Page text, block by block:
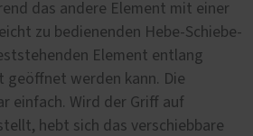
das andere Element mit einer
zu bedienenden Hebe-Schiebe-
Element entlang
geöffnet werden kann. Die
einfach. Wird der Griff auf
hebt sich das verschiebbare